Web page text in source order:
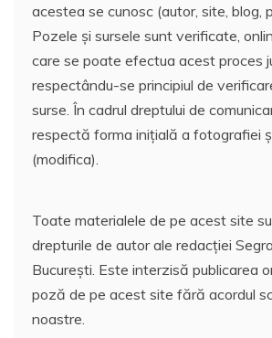
acestea se cunosc (autor, site, blog,
Pozele și sursele sunt verificate,
care se poate efectua acest proces
respectându-se principiul de
surse. În cadrul dreptului de
respectă forma inițială a fotografiei
(modifica).
Toate materialele de pe acest site
drepturile de autor ale redacției
București. Este interzisă publicarea
poză de pe acest site fără acordul
noastre.